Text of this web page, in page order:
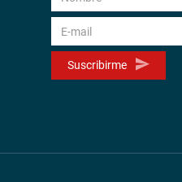
Suscribirme